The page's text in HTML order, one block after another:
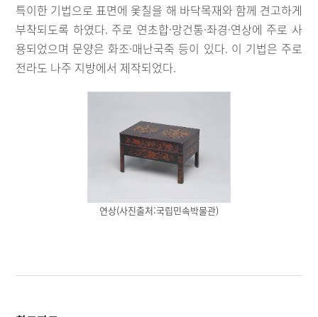
특이한 기법으로 표면에 옻칠을 해 바닥목재와 함께 견고하게
부착되도록 하였다. 주로 연초합·망건통·좌경·연상에 주로 사
용되었으며 문양은 화조·매난국죽 등이 있다. 이 기법은 주로
전라도 나주 지방에서 제작되었다.
연상(사진출처:국립민속박물관)